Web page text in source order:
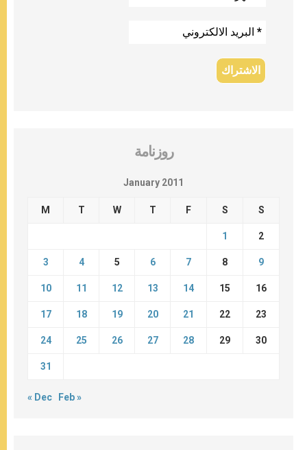
روزنامة
January 2011
M T W T F S S
1 2
3 4 5 6 7 8 9
10 11 12 13 14 15 16
17 18 19 20 21 22 23
24 25 26 27 28 29 30
31
« Dec Feb »